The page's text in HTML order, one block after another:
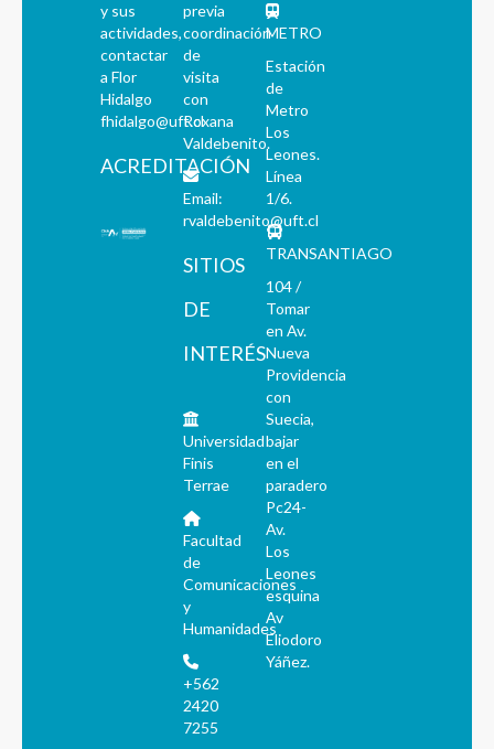
y sus
actividades,
contactar
a Flor
Hidalgo
fhidalgo@uft.cl
ACREDITACIÓN
previa
coordinación
de
visita
con
Roxana
Valdebenito.
Email:
rvaldebenito@uft.cl
SITIOS
DE
INTERÉS
Universidad
Finis
Terrae
Facultad
de
Comunicaciones
y
Humanidades
+562
2420
7255
METRO
Estación
de
Metro
Los
Leones.
Línea
1/6.
TRANSANTIAGO
104 /
Tomar
en Av.
Nueva
Providencia
con
Suecia,
bajar
en el
paradero
Pc24-
Av.
Los
Leones
esquina
Av
Eliodoro
Yáñez.